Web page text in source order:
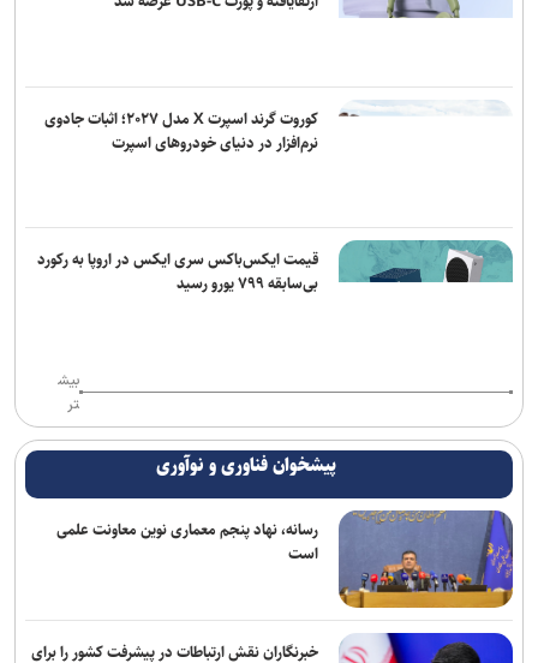
زمان آن فرا رسیده که به خود متکی باشیم و برادری واقعی را در پیش
واکنش صنعا به توافق سه جانبه مکه
تجاوز جدید رژیم صهیونیستی به خاک سوریه
کوروت گرند اسپرت X مدل ۲۰۲۷؛ اثبات جادوی
نرم‌افزار در دنیای خودروهای اسپرت
قیمت ایکس‌باکس سری ایکس در اروپا به رکورد
بی‌سابقه ۷۹۹ یورو رسید
بیش
تر
پیشخوان فناوری و نوآوری
رسانه، نهاد پنجم معماری نوین معاونت علمی
است
خبرنگاران نقش ارتباطات در پیشرفت کشور را برای